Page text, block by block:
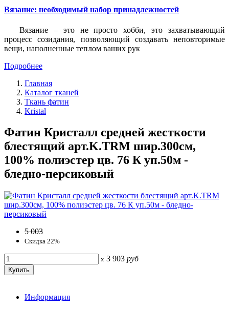
Вязание: необходимый набор принадлежностей
Вязание – это не просто хобби, это захватывающий
процесс созидания, позволяющий создавать неповторимые
вещи, наполненные теплом ваших рук
Подробнее
Главная
Каталог тканей
Ткань фатин
Kristal
Фатин Кристалл средней жесткости
блестящий арт.K.TRM шир.300см,
100% полиэстер цв. 76 К уп.50м -
бледно-персиковый
5 003
Скидка 22%
x 3 903 руб
Информация